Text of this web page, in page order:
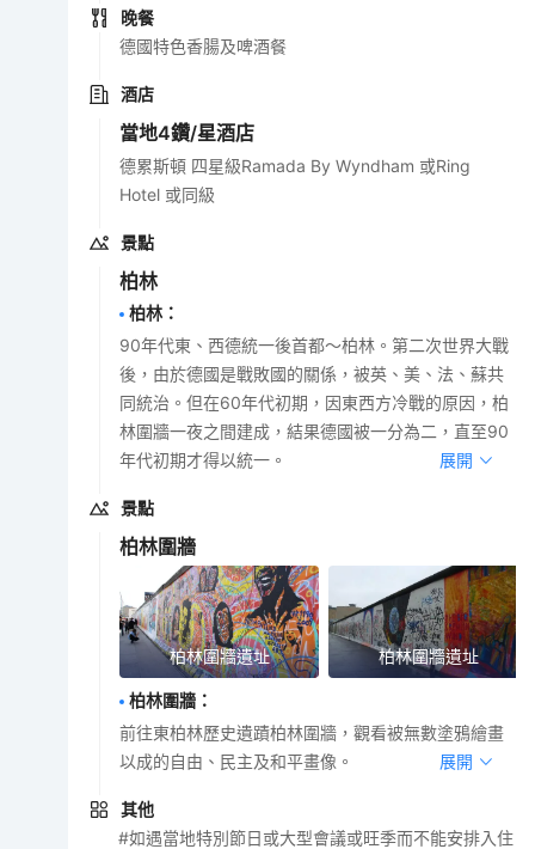
晚餐
德國特色香腸及啤酒餐
酒店
當地4鑽/星酒店
德累斯頓 四星級Ramada By Wyndham 或Ring
Hotel 或同級
景點
柏林
柏林 ：
90年代東、西德統一後首都～柏林。第二次世界大戰
後，由於德國是戰敗國的關係，被英、美、法、蘇共
同統治。但在60年代初期，因東西方冷戰的原因，柏
林圍牆一夜之間建成，結果德國被一分為二，直至90
年代初期才得以統一。
展開
景點
柏林圍牆
柏林圍牆遺址 柏林圍牆遺址
柏林圍牆 ：
前往東柏林歷史遺蹟柏林圍牆，觀看被無數塗鴉繪畫
以成的自由、民主及和平畫像。
展開
其他
#如遇當地特別節日或大型會議或旺季而不能安排入住